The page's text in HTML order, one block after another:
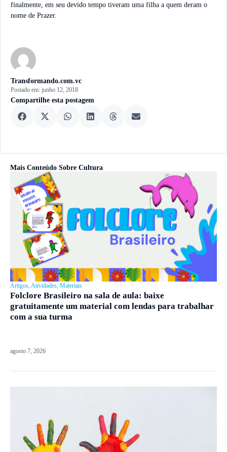
Transformando.com.vc
Postado em: junho 12, 2018
Compartilhe esta postagem
finalmente, em seu devido tempo tiveram uma filha a quem deram o
nome de Prazer.
Mais Conteúdo Sobre Cultura
Artigos,Atividades, Materiais
Folclore Brasileiro na sala de aula: baixe
gratuitamente um material com lendas para trabalhar
com a sua turma
agosto 7, 2026